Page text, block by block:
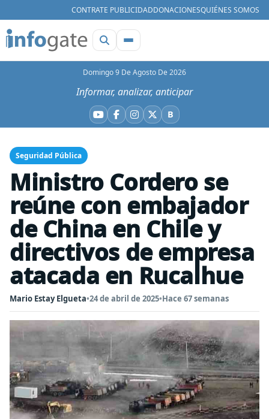
CONTRATE PUBLICIDADDONACIONESQUIÉNES SOMOS
Domingo 9 De Agosto De 2026
Informar, analizar, anticipar
YouTube
Facebook
Instagram
X BBluesky
Seguridad Pública
Ministro Cordero se
reúne con embajador
de China en Chile y
directivos de empresa
atacada en Rucalhue
Mario Estay Elgueta•24 de abril de 2025•Hace 67 semanas